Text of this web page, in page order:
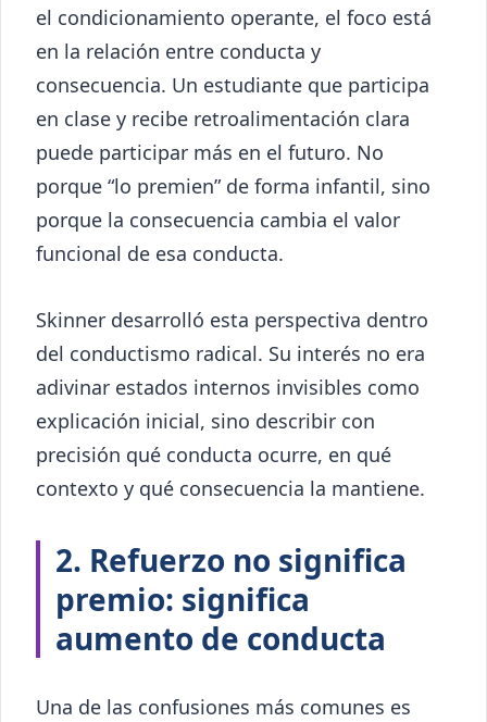
el condicionamiento operante, el foco está
en la relación entre conducta y
consecuencia. Un estudiante que participa
en clase y recibe retroalimentación clara
puede participar más en el futuro. No
porque “lo premien” de forma infantil, sino
porque la consecuencia cambia el valor
funcional de esa conducta.
Skinner desarrolló esta perspectiva dentro
del conductismo radical. Su interés no era
adivinar estados internos invisibles como
explicación inicial, sino describir con
precisión qué conducta ocurre, en qué
contexto y qué consecuencia la mantiene.
2. Refuerzo no significa
premio: significa
aumento de conducta
Una de las confusiones más comunes es